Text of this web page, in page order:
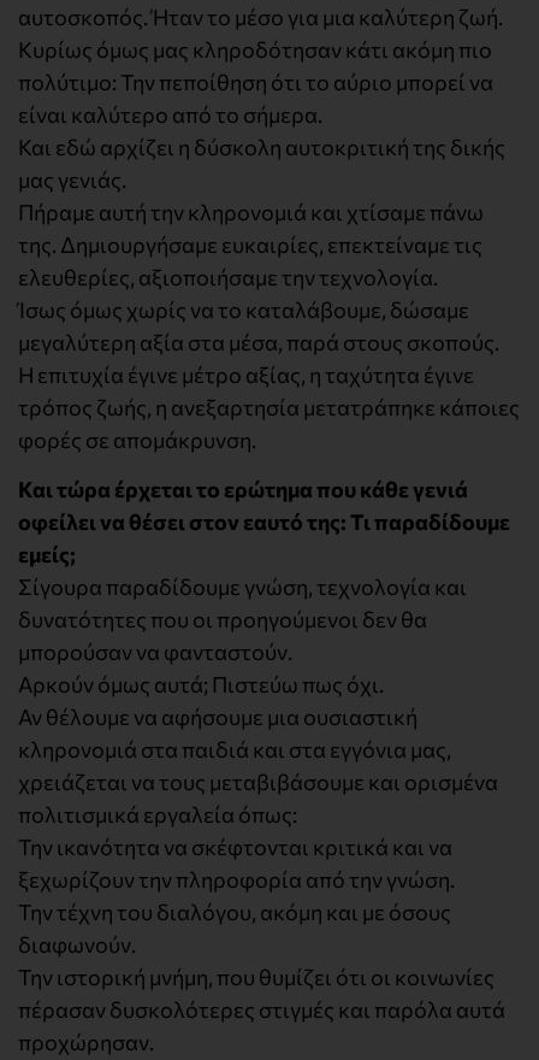
αυτοσκοπός. Ήταν το μέσο για μια καλύτερη ζωή.
Κυρίως όμως μας κληροδότησαν κάτι ακόμη πιο
πολύτιμο: Την πεποίθηση ότι το αύριο μπορεί να
είναι καλύτερο από το σήμερα.
Και εδώ αρχίζει η δύσκολη αυτοκριτική της δικής
μας γενιάς.
Πήραμε αυτή την κληρονομιά και χτίσαμε πάνω
της. Δημιουργήσαμε ευκαιρίες, επεκτείναμε τις
ελευθερίες, αξιοποιήσαμε την τεχνολογία.
Ίσως όμως χωρίς να το καταλάβουμε, δώσαμε
μεγαλύτερη αξία στα μέσα, παρά στους σκοπούς.
Η επιτυχία έγινε μέτρο αξίας, η ταχύτητα έγινε
τρόπος ζωής, η ανεξαρτησία μετατράπηκε κάποιες
φορές σε απομάκρυνση.
Και τώρα έρχεται το ερώτημα που κάθε γενιά
οφείλει να θέσει στον εαυτό της: Τι παραδίδουμε
εμείς;
Σίγουρα παραδίδουμε γνώση, τεχνολογία και
δυνατότητες που οι προηγούμενοι δεν θα
μπορούσαν να φανταστούν.
Αρκούν όμως αυτά; Πιστεύω πως όχι.
Αν θέλουμε να αφήσουμε μια ουσιαστική
κληρονομιά στα παιδιά και στα εγγόνια μας,
χρειάζεται να τους μεταβιβάσουμε και ορισμένα
πολιτισμικά εργαλεία όπως:
Την ικανότητα να σκέφτονται κριτικά και να
ξεχωρίζουν την πληροφορία από την γνώση.
Την τέχνη του διαλόγου, ακόμη και με όσους
διαφωνούν.
Την ιστορική μνήμη, που θυμίζει ότι οι κοινωνίες
πέρασαν δυσκολότερες στιγμές και παρόλα αυτά
προχώρησαν.